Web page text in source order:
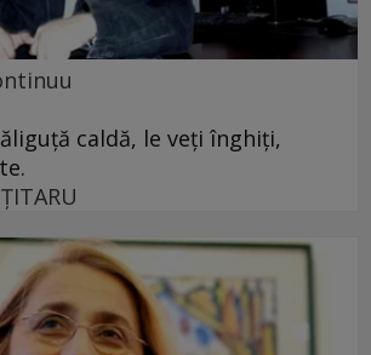
caldă, le veţi înghiţi,